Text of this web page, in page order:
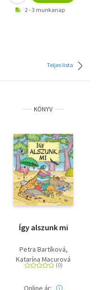
2 - 3 munkanap
Teljes lista
KÖNYV
Így alszunk mi
Petra Bartíková
Katarína Macurová
Online ár: